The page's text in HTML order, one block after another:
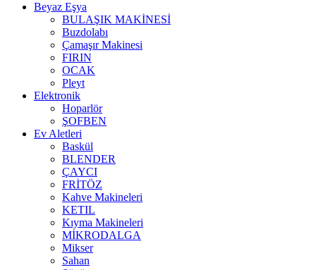
Beyaz Eşya
BULAŞIK MAKİNESİ
Buzdolabı
Çamaşır Makinesi
FIRIN
OCAK
Pleyt
Elektronik
Hoparlör
ŞOFBEN
Ev Aletleri
Baskül
BLENDER
ÇAYCI
FRİTÖZ
Kahve Makineleri
KETIL
Kıyma Makineleri
MİKRODALGA
Mikser
Sahan